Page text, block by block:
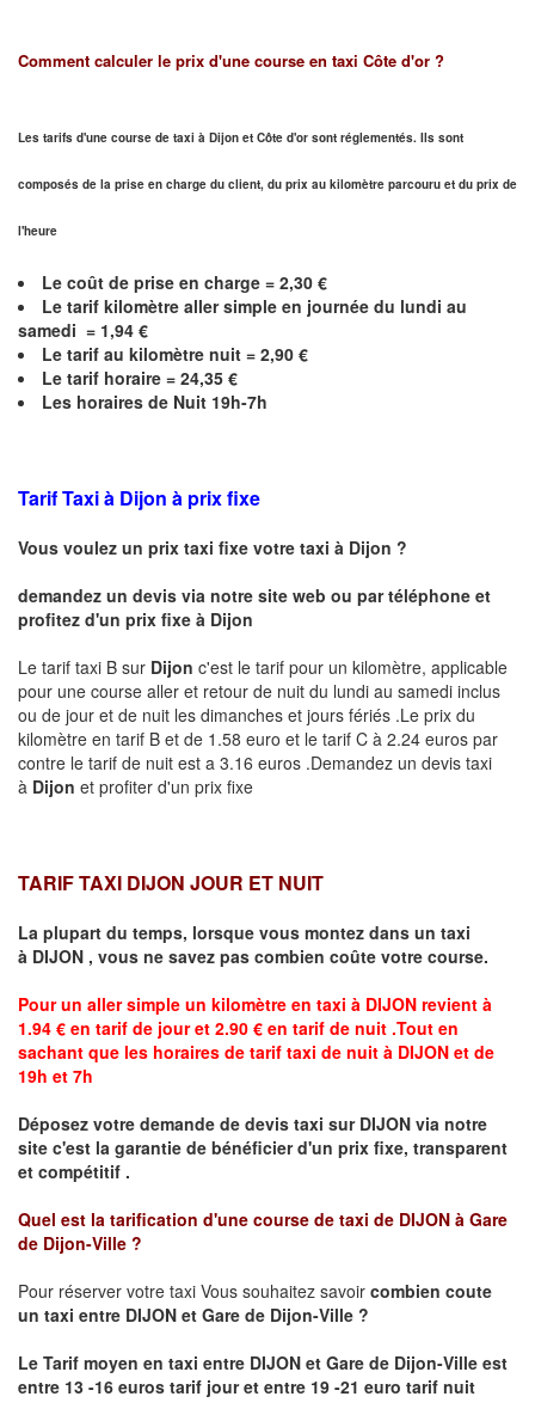
Comment calculer le prix d'une course en taxi Côte d'or ?
Les tarifs d'une course de taxi à Dijon et Côte d'or sont réglementés. Ils sont
composés de la prise en charge du client, du prix au kilomètre parcouru et du prix de
l'heure
Le coût de prise en charge = 2,30 €
Le tarif kilomètre aller simple en journée du lundi au
samedi = 1,94 €
Le tarif au kilomètre nuit = 2,90 €
Le tarif horaire = 24,35 €
Les horaires de Nuit 19h-7h
Tarif Taxi à Dijon à prix fixe
Vous voulez un prix taxi fixe votre taxi à Dijon ?
demandez un devis via notre site web ou par téléphone et
profitez d'un prix fixe à Dijon
Le tarif taxi B sur Dijon c'est le tarif pour un kilomètre, applicable
pour une course aller et retour de nuit du lundi au samedi inclus
ou de jour et de nuit les dimanches et jours fériés .Le prix du
kilomètre en tarif B et de 1.58 euro et le tarif C à 2.24 euros par
contre le tarif de nuit est a 3.16 euros .Demandez un devis taxi
à Dijon et profiter d'un prix fixe
TARIF TAXI DIJON JOUR ET NUIT
La plupart du temps, lorsque vous montez dans un taxi
à DIJON , vous ne savez pas combien coûte votre course.
Pour un aller simple un kilomètre en taxi à DIJON revient à
1.94 € en tarif de jour et 2.90 € en tarif de nuit .Tout en
sachant que les horaires de tarif taxi de nuit à DIJON et de
19h et 7h
Déposez votre demande de devis taxi sur DIJON via notre
site c'est la garantie de bénéficier d'un prix fixe, transparent
et compétitif .
Quel est la tarification d'une course de taxi de DIJON à Gare
de Dijon-Ville ?
Pour réserver votre taxi Vous souhaitez savoir combien coute
un taxi entre DIJON et Gare de Dijon-Ville ?
Le Tarif moyen en taxi entre DIJON et Gare de Dijon-Ville est
entre 13 -16 euros tarif jour et entre 19 -21 euro tarif nuit